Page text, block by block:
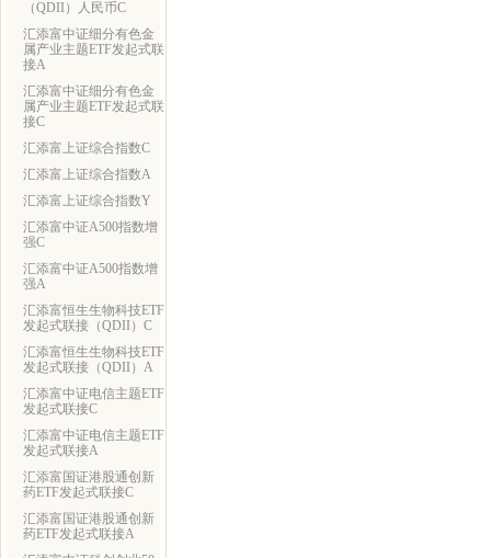
（QDII）人民币C
汇添富中证细分有色金
属产业主题ETF发起式联
接A
汇添富中证细分有色金
属产业主题ETF发起式联
接C
汇添富上证综合指数C
汇添富上证综合指数A
汇添富上证综合指数Y
汇添富中证A500指数增
强C
汇添富中证A500指数增
强A
汇添富恒生生物科技ETF
发起式联接（QDII）C
汇添富恒生生物科技ETF
发起式联接（QDII）A
汇添富中证电信主题ETF
发起式联接C
汇添富中证电信主题ETF
发起式联接A
汇添富国证港股通创新
药ETF发起式联接C
汇添富国证港股通创新
药ETF发起式联接A